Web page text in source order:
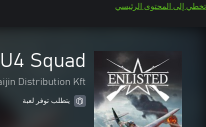
تخطي إلى المحتوى الرئيسي
Squad
Distribution Kft
يتطلب توفر لعبة